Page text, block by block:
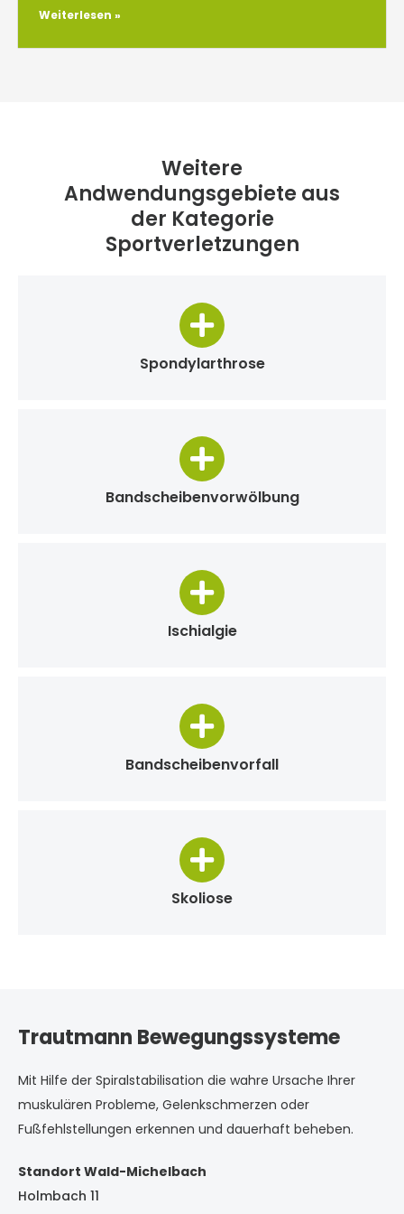
Weiterlesen »
Weitere
Andwendungsgebiete aus
der Kategorie
Sportverletzungen
Spondylarthrose
Bandscheibenvorwölbung
Ischialgie
Bandscheibenvorfall
Skoliose
Trautmann Bewegungssysteme
Mit Hilfe der Spiralstabilisation die wahre Ursache Ihrer
muskulären Probleme, Gelenkschmerzen oder
Fußfehlstellungen erkennen und dauerhaft beheben.
Standort Wald-Michelbach
Holmbach 11